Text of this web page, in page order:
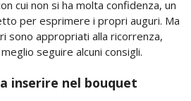
cui non si ha molta confidenza, un
per esprimere i propri auguri. Ma
sono appropriati alla ricorrenza,
seguire alcuni consigli.
inserire nel bouquet